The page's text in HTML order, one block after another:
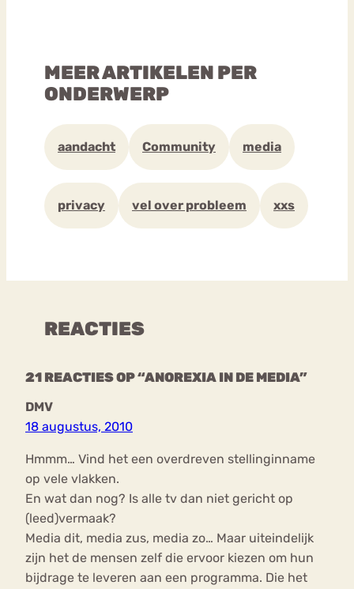
MEER ARTIKELEN PER
ONDERWERP
aandacht Community media
privacy vel over probleem xxs
REACTIES
21 REACTIES OP “ANOREXIA IN DE MEDIA”
DMV
18 augustus, 2010
Hmmm… Vind het een overdreven stellinginname
op vele vlakken.
En wat dan nog? Is alle tv dan niet gericht op
(leed)vermaak?
Media dit, media zus, media zo… Maar uiteindelijk
zijn het de mensen zelf die ervoor kiezen om hun
bijdrage te leveren aan een programma. Die het